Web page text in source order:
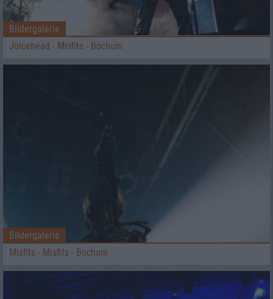
Bildergalerie
Juicehead - Misfits - Bochum
Bildergalerie
Misfits - Misfits - Bochum